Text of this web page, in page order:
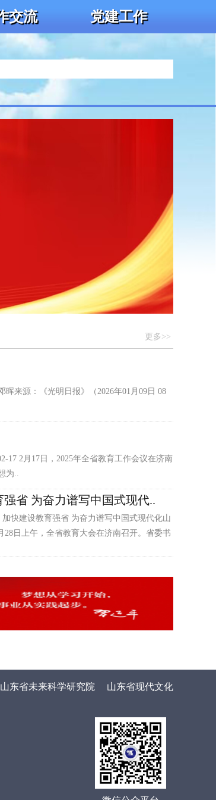
交流 党建工作
更多>>
晖来源：《光明日报》（2026年01月09日 08
17 2月17日，2025年全省教育工作会议在济南
为..
省 为奋力谱写中国式现代..
快建设教育强省 为奋力谱写中国式现代化山
日上午，全省教育大会在济南召开。省委书
山东省未来科学研究院
山东省现代文化